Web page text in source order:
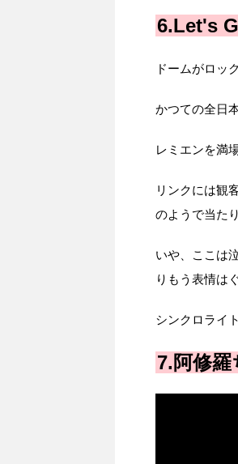
6.Let's
ドームがロッ
かつての全日
レミエンを満
リンクには観
のようで当た
いや、ここは
りもう表情は
シンクロライ
7.阿修羅